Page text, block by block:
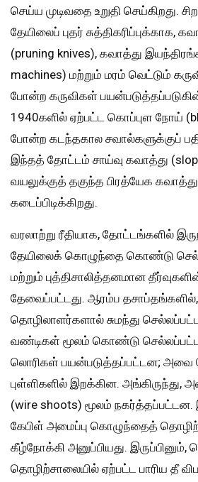
செய்ய முடிவதை உறுதி செய்கிறது.
தேயிலைப் புதர் சுத்திகரிப்புக்காக,
(pruning knives), கவாத்து
machines) மற்றும் மரம் வெட்டும்
போன்ற கருவிகள்
1940களில் ஏற்பட்ட கொப்புள நோய்
போன்ற கடந்தகால சவால்களுக்குப்
இந்தத் தோட்டம் சாய்வு கவாத்து
வயலுக்குத் தகுந்த பிரத்யேக கவாத்து
கடைப்பிடிக்கிறது.
வரலாற்று ரீதியாக, தோட்டங்களில்
தேயிலைக் கொழுந்தை கொண்டு
மற்றும் புத்திசாலித்தனமான
தேவைப்பட்டது. ஆரம்ப தசாப்தங்களில்,
தொழிலாளர்களால் சுமந்து
வண்டிகள் மூலம் கொண்டு
லொரிகள் பயன்படுத்தப்பட்டன; அவை
புள்ளிகளில் இறக்கின. அங்கிருந்து,
(wire shoots) மூலம்
கேபிள் அமைப்பு கொழுந்தைத்
கீழ்நோக்கி அனுப்பியது. இருப்பினும்,
தொழிற்சாலையில் ஏற்பட்ட பாரிய தீ